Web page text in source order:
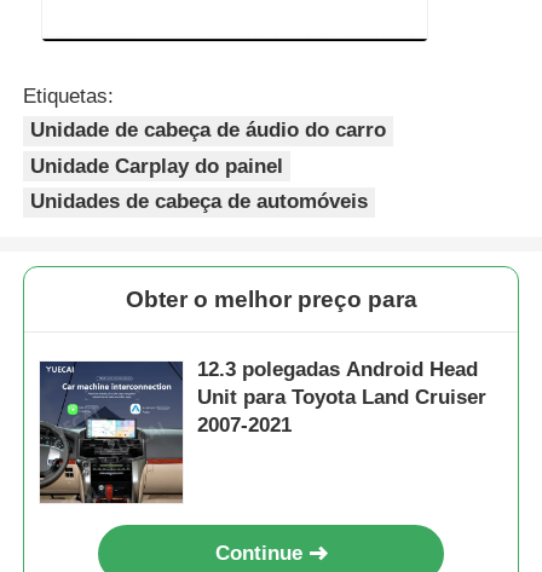
Etiquetas:
Unidade de cabeça de áudio do carro
Unidade Carplay do painel
Unidades de cabeça de automóveis
Obter o melhor preço para
12.3 polegadas Android Head
Unit para Toyota Land Cruiser
2007-2021
Continue